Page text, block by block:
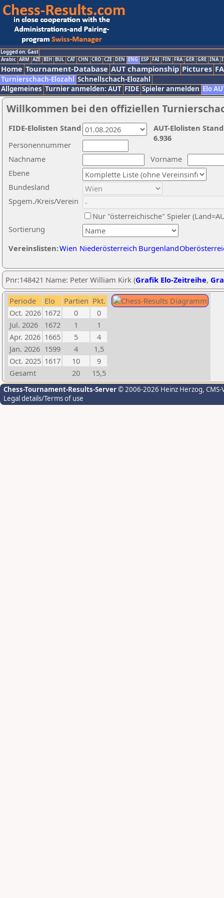
Logged on: Gast
Arabic ARM AZE BIH BUL CAT CHN CRO CZE DEN ENG ESP FAI FIN FRA GER GRE INA
Home Tournament-Database AUT championship Pictures
Turnierschach-Elozahl Schnellschach-Elozahl
Allgemeines Turnier anmelden: AUT FIDE Spieler anmelden Elo
Willkommen bei den offiziellen
Nachname
Vorname
Ebene
Sortierung
Personennummer
Bundesland
Spgem./Kreis/Verein
Nur "österreichische" Spieler
Vereinslisten:Wien Niederösterreich Burgenland
AUT-Elolisten
6.936
FIDE-Elolisten Stand
Pnr:148421 Name: Peter William Kirk (Grafik Elo-Zeitreihe,
Periode Elo Partien Pkt.
Oct. 2026 1672 0
0
Jul. 2026
1672 1
1
Apr. 2026 1665 5
4
Jan. 2026 1599 4
1,5
Oct. 2025 1617 10
9
Gesamt
20 15,5
Chess-Tournament-Results-Server© 2006-2026 Heinz Herzog,
Legal details/Terms of use